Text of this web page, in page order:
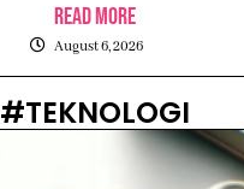
Read More
August 6, 2026
#TEKNOLOGI